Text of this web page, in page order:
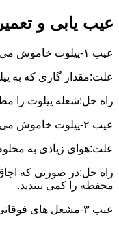
عیب یابی و
عیب ۱-پیلوت خاموش می شود.
علت:مقدار گازی که به
راه حل:شعله پیلوت را
عیب ۲-پیلوت خاموش می شود.
علت:هوای زیادی به
راه حل:در صورتی که
محفظه را کمی ببندید.
عیب ۳-مشعل های فوقانی اجاق گاز روشن نمی شود.